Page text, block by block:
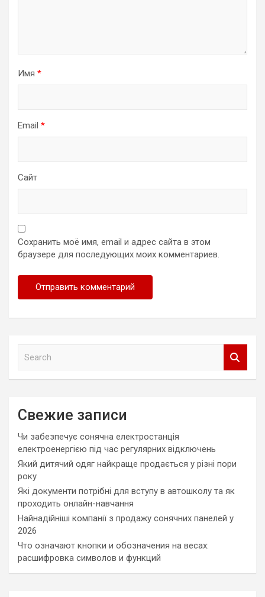
Имя *
Email *
Сайт
Сохранить моё имя, email и адрес сайта в этом
браузере для последующих моих комментариев.
h
Свежие записи
Чи забезпечує сонячна електростанція
електроенергією під час регулярних відключень
Який дитячий одяг найкраще продається у різні пори
року
Які документи потрібні для вступу в автошколу та як
проходить онлайн-навчання
Найнадійніші компанії з продажу сонячних панелей у
2026
Что означают кнопки и обозначения на весах:
расшифровка символов и функций